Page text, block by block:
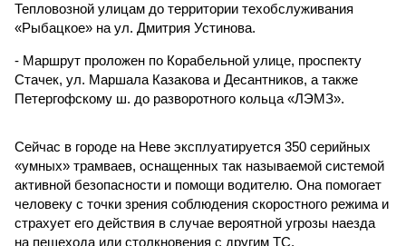
Тепловозной улицам до территории техобслуживания
«Рыбацкое» на ул. Дмитрия Устинова.
- Маршрут проложен по Корабельной улице, проспекту
Стачек, ул. Маршала Казакова и Десантников, а также
Петергофскому ш. до разворотного кольца «ЛЭМЗ».
Сейчас в городе на Неве эксплуатируется 350 серийных
«умных» трамваев, оснащенных так называемой системой
активной безопасности и помощи водителю. Она помогает
человеку с точки зрения соблюдения скоростного режима и
страхует его действия в случае вероятной угрозы наезда
на пешехода или столкновения с другим ТС.